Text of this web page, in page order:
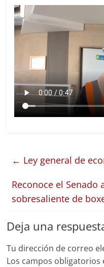
← Ley general de
Reconoce el Senado
sobresaliente de
Deja una
Tu dirección de correo
Los campos